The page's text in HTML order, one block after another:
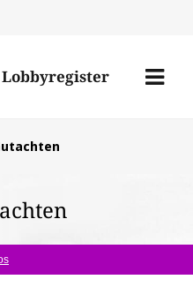
Lobbyregister
Menü